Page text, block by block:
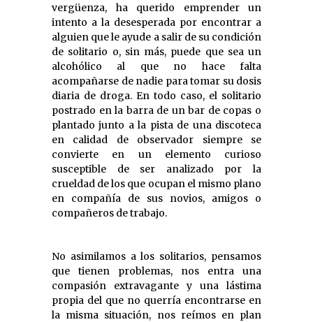
vergüenza, ha querido emprender un
intento a la desesperada por encontrar a
alguien que le ayude a salir de su condición
de solitario o, sin más, puede que sea un
alcohólico al que no hace falta
acompañarse de nadie para tomar su dosis
diaria de droga. En todo caso, el solitario
postrado en la barra de un bar de copas o
plantado junto a la pista de una discoteca
en calidad de observador siempre se
convierte en un elemento curioso
susceptible de ser analizado por la
crueldad de los que ocupan el mismo plano
en compañía de sus novios, amigos o
compañeros de trabajo.
No asimilamos a los solitarios, pensamos
que tienen problemas, nos entra una
compasión extravagante y una lástima
propia del que no querría encontrarse en
la misma situación, nos reímos en plan